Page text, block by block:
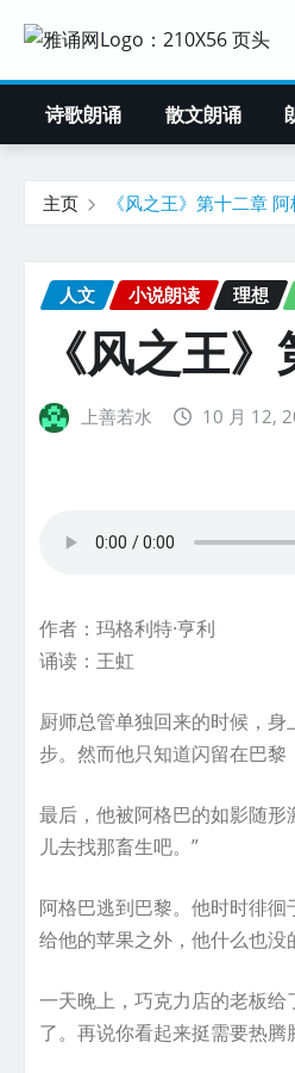
诗歌朗诵 散文朗诵
主页 《风之王》第十二章
人文 小说朗读 理想
《风之王
上善若水 10 月 12,
作者：玛格利特·亨利
诵读：王虹
厨师总管单独回来的时候，
步。然而他只知道闪留在巴
最后，他被阿格巴的如影随形
儿去找那畜生吧。”
阿格巴逃到巴黎。他时时徘
给他的苹果之外，他什么也没
一天晚上，巧克力店的老板
了。再说你看起来挺需要热